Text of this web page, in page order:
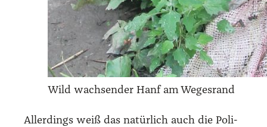
Wild wach­sen­der Hanf am Weges­rand
Aller­dings weiß das natür­lich auch die Poli­